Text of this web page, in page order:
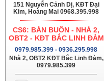
151 Nguyễn Cảnh Dị, KĐT Đại
Kim, Hoàng Mai 0968.395.998
CS6: BÁN BUÔN - NHÀ 2,
OBT2 - KĐT BẮC LINH ĐÀM
0979.985.399 - 0936.295.998
Nhà 2, OBT2 KĐT Bắc Linh Đàm,
0979.985.399